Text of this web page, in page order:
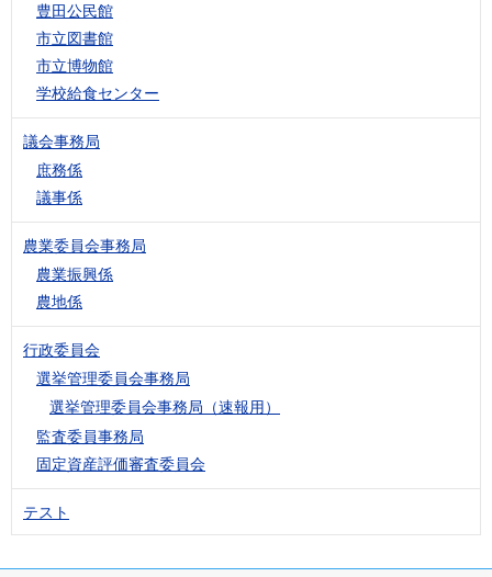
豊田公民館
市立図書館
市立博物館
学校給食センター
議会事務局
庶務係
議事係
農業委員会事務局
農業振興係
農地係
行政委員会
選挙管理委員会事務局
選挙管理委員会事務局（速報用）
監査委員事務局
固定資産評価審査委員会
テスト